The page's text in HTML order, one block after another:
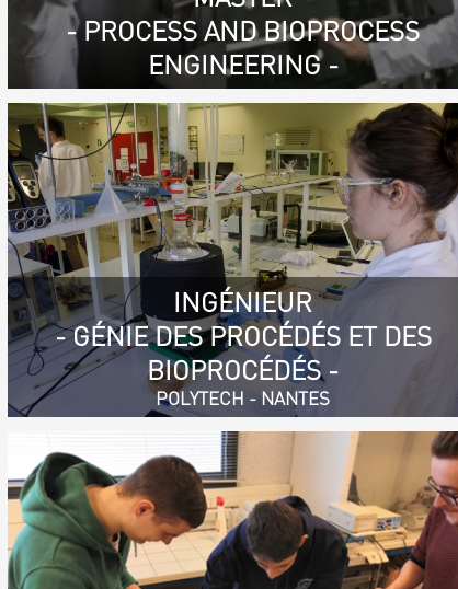
- PROCESS AND BIOPROCESS
ENGINEERING -
INGÉNIEUR
- GÉNIE DES PROCÉDÉS ET DES
BIOPROCÉDÉS -
POLYTECH - NANTES